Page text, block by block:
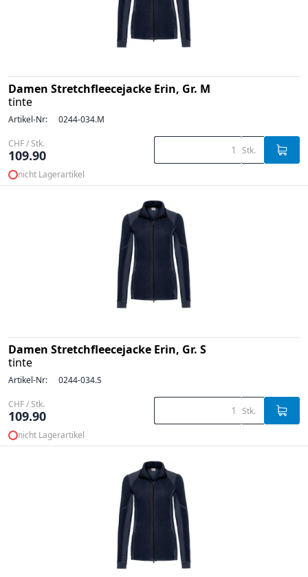
Damen Stretchfleecejacke Erin, Gr. M
tinte
Artikel-Nr: 0244-034.M
CHF / Stk.
109.90 Stk.
nicht Lagerartikel
Damen Stretchfleecejacke Erin, Gr. S
tinte
Artikel-Nr: 0244-034.S
CHF / Stk.
109.90 Stk.
nicht Lagerartikel